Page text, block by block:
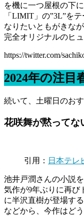
を機に一つ屋根の下
「LIMIT」の‟3L”を
なりたいともがきな
完全オリジナルのヒ
https://twitter.com/
2024年の注目
続いて、土曜日のお
花咲舞が黙ってな
引用： 日本テレ
池井戸潤さんの小説
気作が9年ぶりに再び
に半沢直樹が登場す
などから、今作はど